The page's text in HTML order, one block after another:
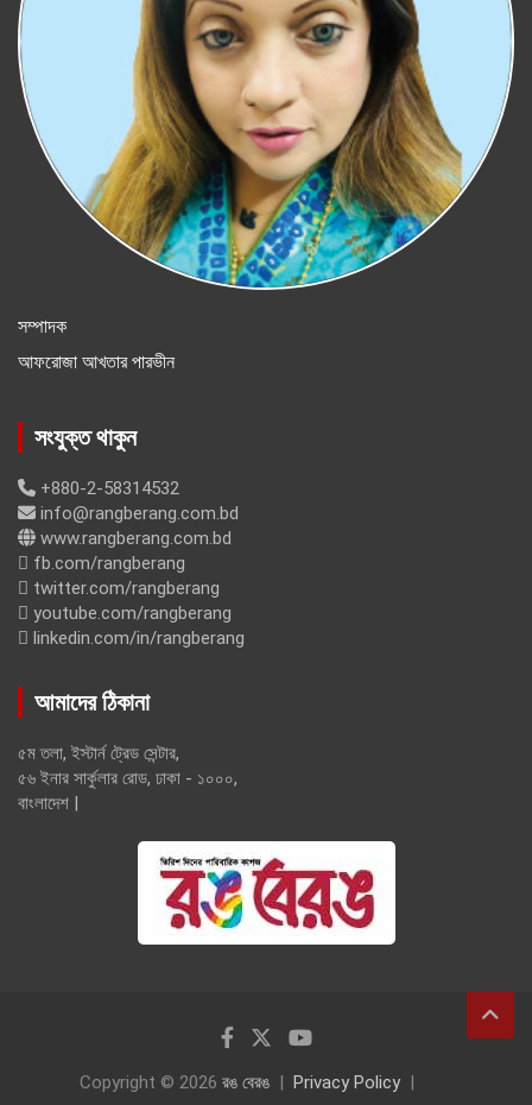
সম্পাদক
আফরোজা আখতার পারভীন
সংযুক্ত থাকুন
+880-2-58314532
info@rangberang.com.bd
www.rangberang.com.bd
fb.com/rangberang
twitter.com/rangberang
youtube.com/rangberang
linkedin.com/in/rangberang
আমাদের ঠিকানা
৫ম তলা, ইস্টার্ন ট্রেড সেন্টার,
৫৬ ইনার সার্কুলার রোড, ঢাকা - ১০০০,
বাংলাদেশ |
Copyright © 2026 রঙ বেরঙ Privacy Policy